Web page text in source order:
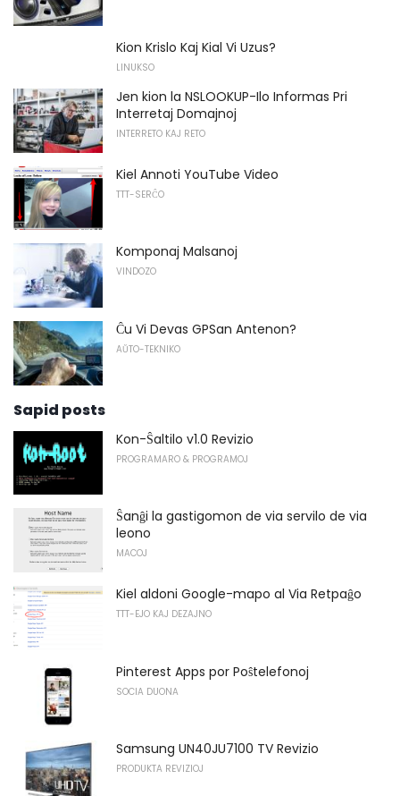
Kion Krislo Kaj Kial Vi Uzus?
LINUKSO
Jen kion la NSLOOKUP-Ilo Informas Pri
Interretaj Domajnoj
INTERRETO KAJ RETO
Kiel Annoti YouTube Video
TTT-SERĈO
Komponaj Malsanoj
VINDOZO
Ĉu Vi Devas GPSan Antenon?
AŬTO-TEKNIKO
Sapid posts
Kon-Ŝaltilo v1.0 Revizio
PROGRAMARO & PROGRAMOJ
Ŝanĝi la gastigomon de via servilo de via
leono
MACOJ
Kiel aldoni Google-mapo al Via Retpaĝo
TTT-EJO KAJ DEZAJNO
Pinterest Apps por Poŝtelefonoj
SOCIA DUONA
Samsung UN40JU7100 TV Revizio
PRODUKTA REVIZIOJ